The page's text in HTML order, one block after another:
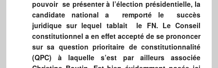
pouvoir se présenter à l’élection présidentielle, la
candidate national a remporté le succès
juridique sur lequel tablait le FN. Le Conseil
constitutionnel a en effet accepté de se prononcer
sursa question prioritaire de constitutionnalité
(QPC) à laquelle s’est par ailleurs associée